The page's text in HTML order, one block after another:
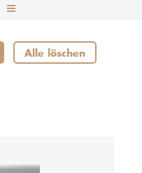
Alle löschen